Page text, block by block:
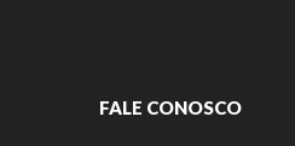
FALE CONOSCO